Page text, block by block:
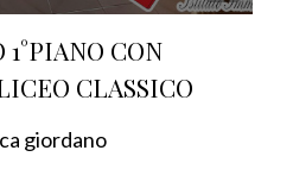
CON
CLASSICO
giordano